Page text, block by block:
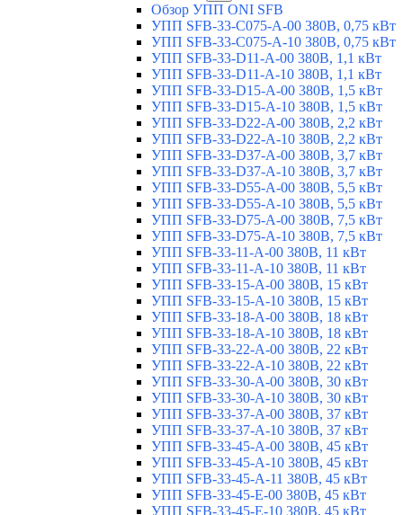
Обзор УПП ONI SFB
УПП SFB-33-C075-A-00 380В, 0,75 кВт
УПП SFB-33-C075-A-10 380В, 0,75 кВт
УПП SFB-33-D11-A-00 380В, 1,1 кВт
УПП SFB-33-D11-A-10 380В, 1,1 кВт
УПП SFB-33-D15-A-00 380В, 1,5 кВт
УПП SFB-33-D15-A-10 380В, 1,5 кВт
УПП SFB-33-D22-A-00 380В, 2,2 кВт
УПП SFB-33-D22-A-10 380В, 2,2 кВт
УПП SFB-33-D37-A-00 380В, 3,7 кВт
УПП SFB-33-D37-A-10 380В, 3,7 кВт
УПП SFB-33-D55-A-00 380В, 5,5 кВт
УПП SFB-33-D55-A-10 380В, 5,5 кВт
УПП SFB-33-D75-A-00 380В, 7,5 кВт
УПП SFB-33-D75-A-10 380В, 7,5 кВт
УПП SFB-33-11-A-00 380В, 11 кВт
УПП SFB-33-11-A-10 380В, 11 кВт
УПП SFB-33-15-A-00 380В, 15 кВт
УПП SFB-33-15-A-10 380В, 15 кВт
УПП SFB-33-18-A-00 380В, 18 кВт
УПП SFB-33-18-A-10 380В, 18 кВт
УПП SFB-33-22-A-00 380В, 22 кВт
УПП SFB-33-22-A-10 380В, 22 кВт
УПП SFB-33-30-A-00 380В, 30 кВт
УПП SFB-33-30-A-10 380В, 30 кВт
УПП SFB-33-37-A-00 380В, 37 кВт
УПП SFB-33-37-A-10 380В, 37 кВт
УПП SFB-33-45-A-00 380В, 45 кВт
УПП SFB-33-45-A-10 380В, 45 кВт
УПП SFB-33-45-A-11 380В, 45 кВт
УПП SFB-33-45-E-00 380В, 45 кВт
УПП SFB-33-45-E-10 380В, 45 кВт